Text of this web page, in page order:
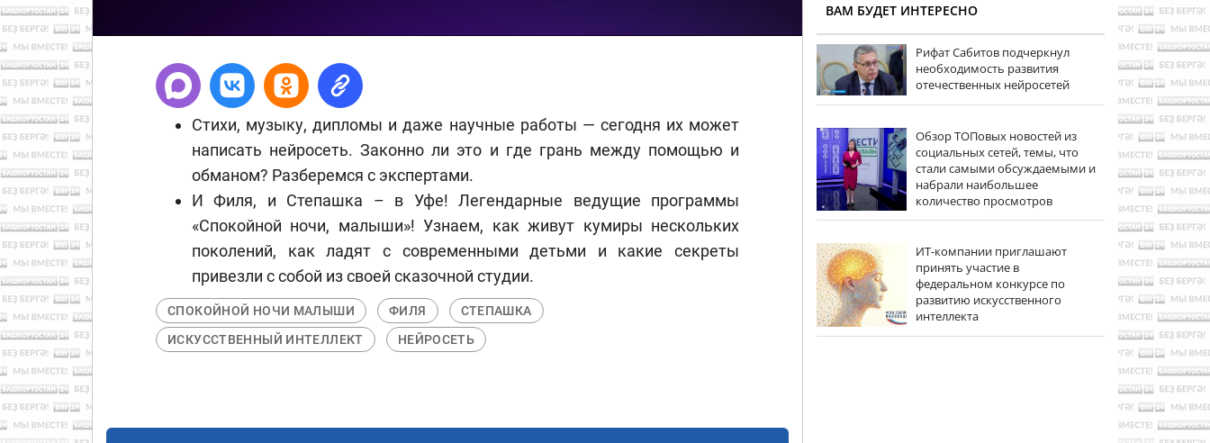
Стихи, музыку, дипломы и даже научные работы — сегодня их может
написать нейросеть. Законно ли это и где грань между помощью и
обманом? Разберемся с экспертами.
И Филя, и Степашка – в Уфе! Легендарные ведущие программы
«Спокойной ночи, малыши»! Узнаем, как живут кумиры нескольких
поколений, как ладят с современными детьми и какие секреты
привезли с собой из своей сказочной студии.
СПОКОЙНОЙ НОЧИ МАЛЫШИ ФИЛЯ
СТЕПАШКА
ИСКУССТВЕННЫЙ ИНТЕЛЛЕКТ
НЕЙРОСЕТЬ
ВАМ БУДЕТ ИНТЕРЕСНО
Рифат Сабитов подчеркнул
необходимость развития
отечественных нейросетей
Обзор ТОПовых новостей из
социальных сетей, темы, что
стали самыми обсуждаемыми и
набрали наибольшее
количество просмотров
ИТ-компании приглашают
принять участие в
федеральном конкурсе по
развитию искусственного
интеллекта